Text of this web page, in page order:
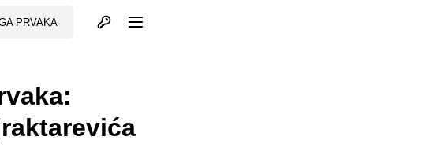
PRVAKA Otvori profil